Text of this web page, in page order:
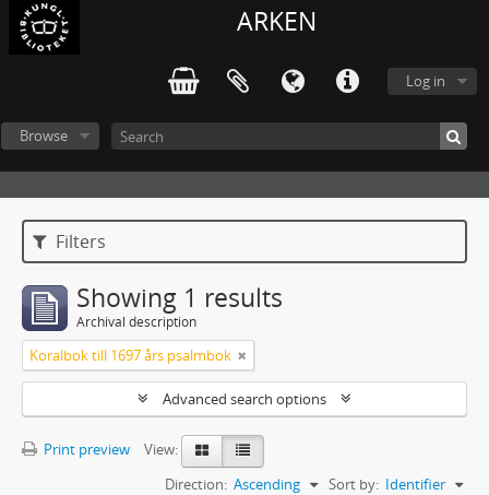
ARKEN
Log in
Browse
Filters
Showing 1 results
Archival description
Koralbok till 1697 års psalmbok
Advanced search options
Print preview
View:
Sort by: Identifier
Direction: Ascending